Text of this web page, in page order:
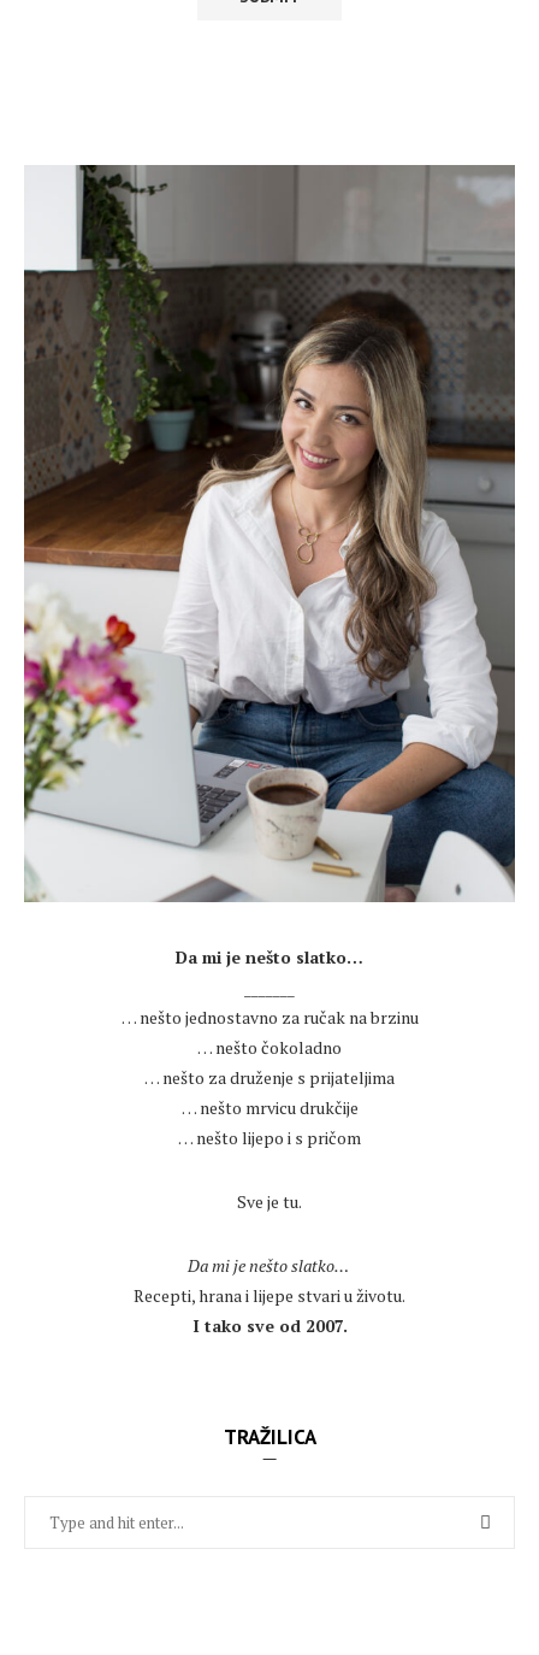
Da mi je nešto slatko…
… nešto jednostavno za ručak na brzinu
… nešto čokoladno
… nešto za druženje s prijateljima
… nešto mrvicu drukčije
… nešto lijepo i s pričom
Sve je tu.
Da mi je nešto slatko…
Recepti, hrana i lijepe stvari u životu.
I tako sve od 2007.
TRAŽILICA